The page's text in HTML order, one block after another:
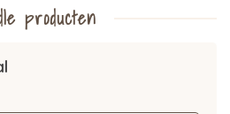
producten